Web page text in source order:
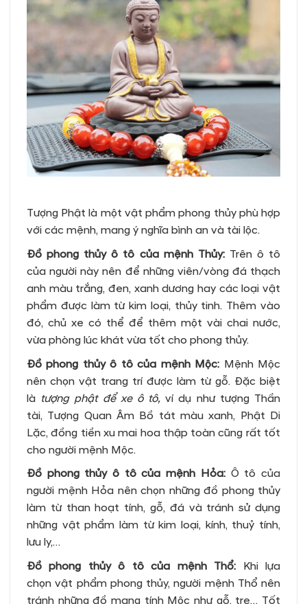
Tượng Phật là một vật phẩm phong thủy phù hợp
với các mệnh, mang ý nghĩa bình an và tài lộc.
Đồ phong thủy ô tô của mệnh Thủy:Trên ô tô
của người này nên để những viên/vòng đá thạch
anh màu trắng, đen, xanh dương hay các loại vật
phẩm được làm từ kim loại, thủy tinh. Thêm vào
đó, chủ xe có thể để thêm một vài chai nước,
vừa phòng lúc khát vừa tốt cho phong thủy.
Đồ phong thủy ô tô của mệnh Mộc: Mệnh Mộc
nên chọn vật trang trí được làm từ gỗ. Đặc biệt
là tượng phật để xe ô tô,ví dụ như tượng Thần
tài, Tượng Quan Âm Bồ tát màu xanh, Phật Di
Lặc, đồng tiền xu mai hoa thập toàn cũng rất tốt
cho người mệnh Mộc.
Đồ phong thủy ô tô của mệnh Hỏa:Ô tô của
người mệnh Hỏa nên chọn những đồ phong thủy
làm từ than hoạt tính, gỗ, đá và tránh sử dụng
những vật phẩm làm từ kim loại, kính, thuỷ tính,
lưu ly,…
Đồ phong thủy ô tô của mệnh Thổ: Khi lựa
chọn vật phẩm phong thủy, người mệnh Thổ nên
tránh những đồ mang tính Mộc như gỗ, tre… Tốt